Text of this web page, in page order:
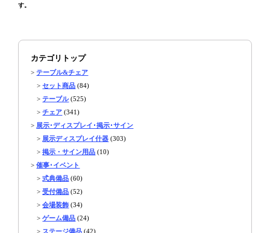
す。
カテゴリトップ
>テーブル&チェア
>セット商品 (84)
>テーブル(525)
>チェア (341)
> 展示･ディスプレイ･掲示･サイン
> 展示ディスプレイ什器 (303)
>掲示・サイン用品 (10)
>催事･イベント
>式典備品 (60)
>受付備品 (52)
>会場装飾 (34)
>ゲーム備品 (24)
> ステージ備品 (42)